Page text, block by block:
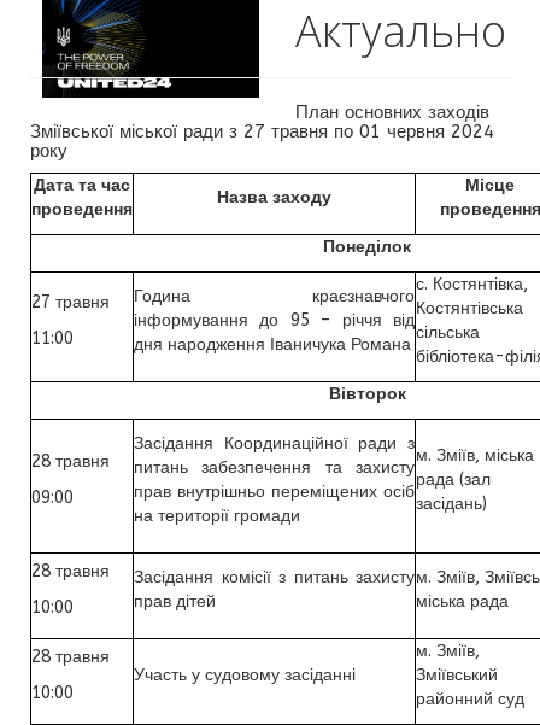
Актуально
План основних заходів
Зміївської міської ради з 27 травня по 01 червня 2024
року
Дата та час
проведення
Назва заходу
Місце
проведення
Понеділок
27 травня
11:00
Година краєзнавчого
інформування до 95 – річчя від
дня народження Іваничука Романа
с. Костянтівка,
Костянтівська
сільська
бібліотека-
Вівторок
28 травня
09:00
Засідання Координаційної ради з
питань забезпечення та захисту
прав внутрішньо переміщених осіб
на території громади
м. Зміїв, міська
рада (зал
засідань)
28 травня
10:00
Засідання комісії з питань захисту
прав дітей
м. Зміїв,
міська рада
28 травня
10:00
Участь у судовому засіданні
м. Зміїв,
Зміївський
районний суд